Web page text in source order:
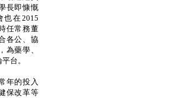
長即慷慨
也在2015
任常務董
各公、協
為藥學、
台。
年的投入
保改革等